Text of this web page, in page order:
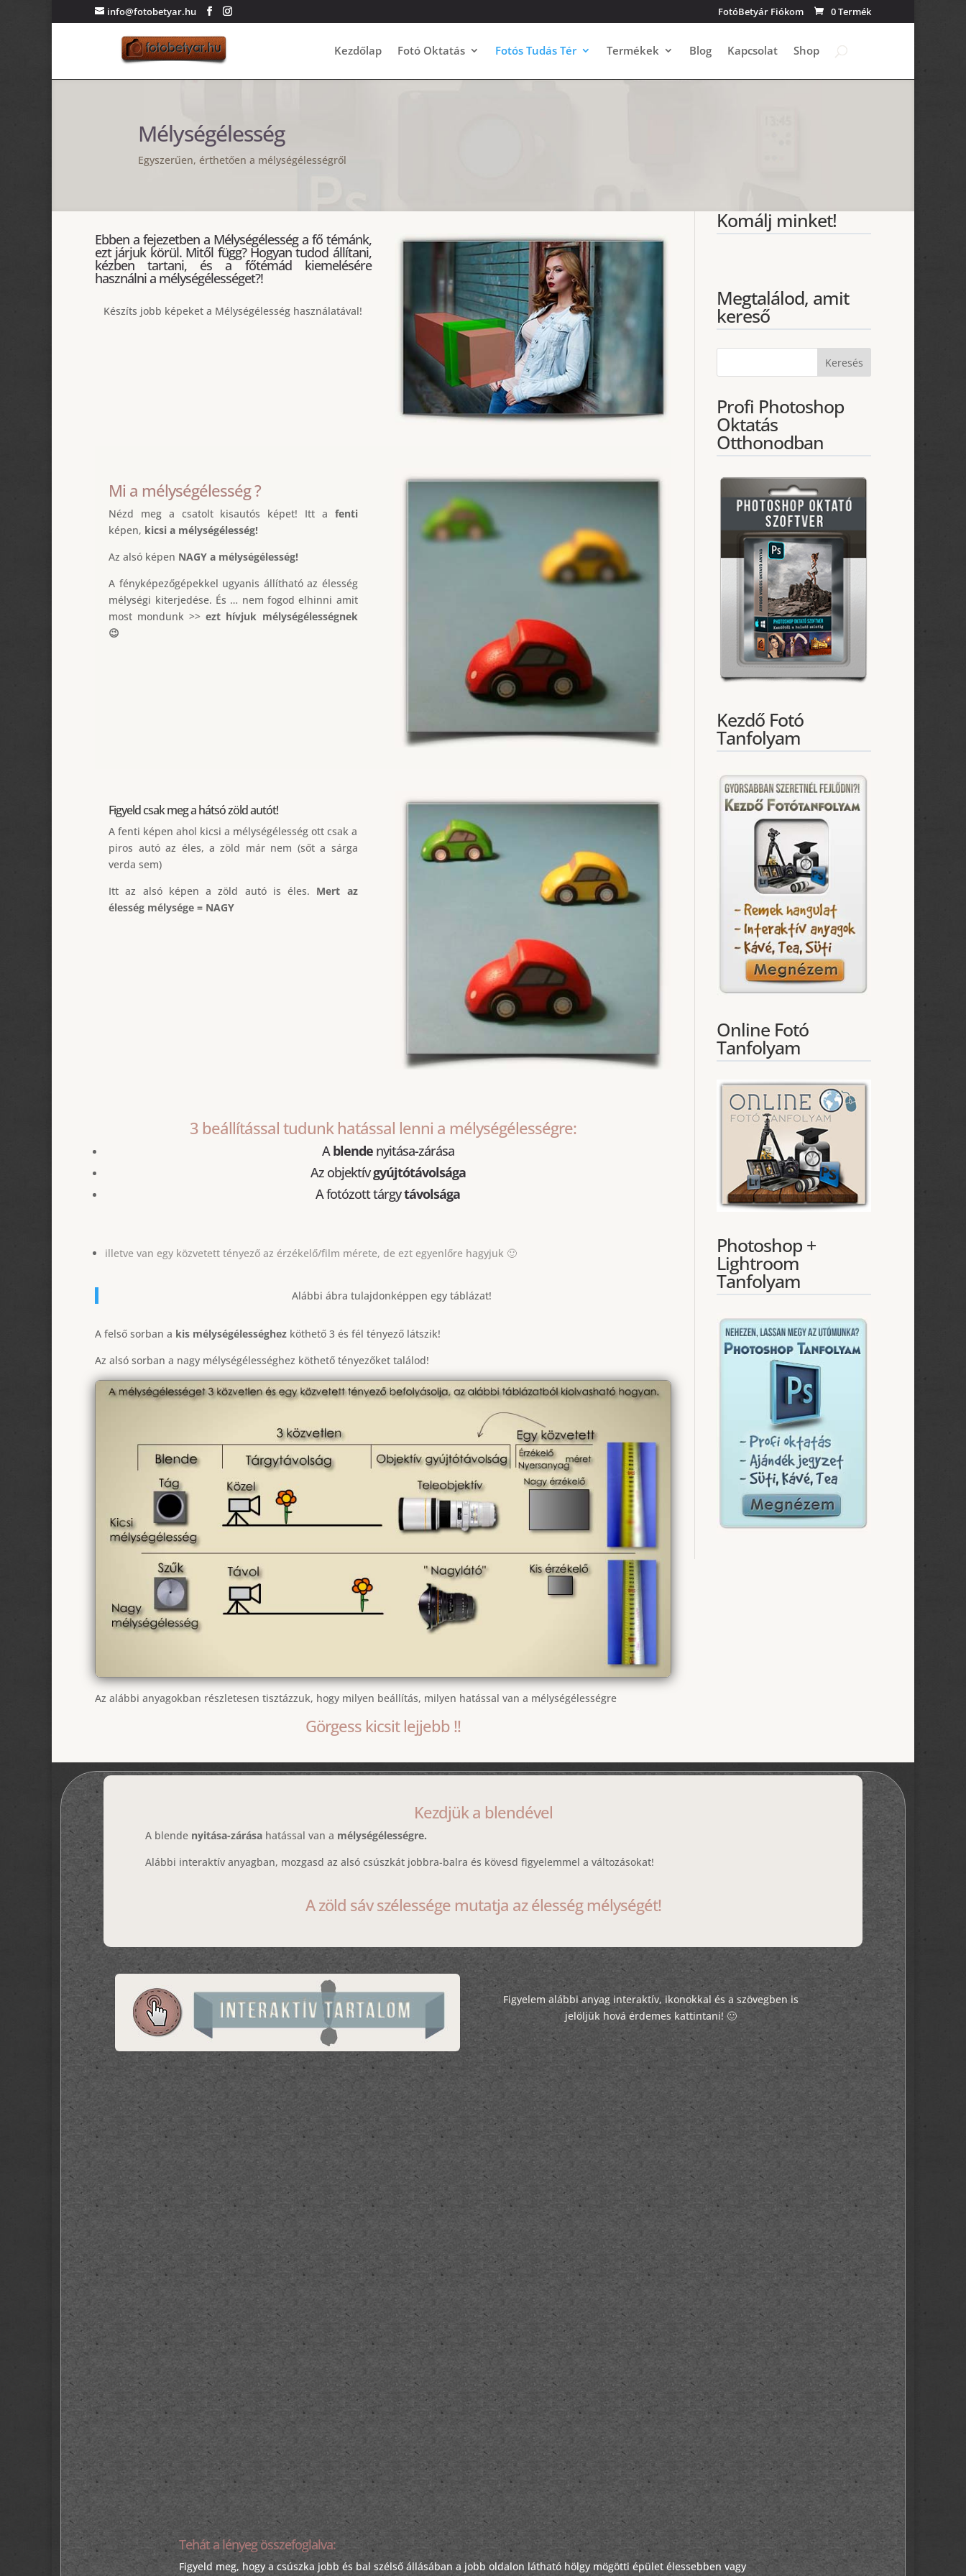
info@fotobetyar.hu FotóBetyár Fiókom 0 Termék
Kezdőlap Fotó Oktatás Fotós Tudás Tér Termékek Blog Kapcsolat Shop
Mélységélesség
Egyszerűen, érthetően a mélységélességről
Ebben a fejezetben a Mélységélesség a fő témánk,
ezt járjuk körül. Mitől függ? Hogyan tudod állítani,
kézben tartani, és a főtémád kiemelésére
használni a mélységélességet?!
Készíts jobb képeket a Mélységélesség használatával!
Mi a mélységélesség ?
Nézd meg a csatolt kisautós képet! Itt a fenti
képen, kicsi a mélységélesség!
Az alsó képen NAGY a mélységélesség!
A fényképezőgépekkel ugyanis állítható az élesség
mélységi kiterjedése. És … nem fogod elhinni amit
most mondunk >>ezt hívjuk mélységélességnek
😉
Figyeld csak meg a hátsó zöld autót!
A fenti képen ahol kicsi a mélységélesség ott csak a
piros autó az éles, a zöld már nem (sőt a sárga
verda sem)
Itt az alsó képen a zöld autó is éles. Mert az
élesség mélysége = NAGY
3 beállítással tudunk hatással lenni a mélységélességre:
Ablendenyitása-zárása
Az objektívgyújtótávolsága
A fotózott tárgytávolsága
illetve van egy közvetett tényező az érzékelő/film mérete, de ezt egyenlőre hagyjuk 🙂
Alábbi ábra tulajdonképpen egy táblázat!
A felső sorban a kis mélységélességhez köthető 3 és fél tényező látszik!
Az alsó sorban a nagy mélységélességhez köthető tényezőket találod!
Az alábbi anyagokban részletesen tisztázzuk, hogy milyen beállítás, milyen hatással van a mélységélességre
Görgess kicsit lejjebb !!
Komálj minket!
Megtalálod, amit
kereső
Profi Photoshop
Oktatás
Otthonodban
Kezdő Fotó
Tanfolyam
Online Fotó
Tanfolyam
Photoshop +
Lightroom
Tanfolyam
Kezdjük a blendével
A blende nyitása-zárása hatással van a mélységélességre.
Alábbi interaktív anyagban, mozgasd az alsó csúszkát jobbra-balra és kövesd figyelemmel a változásokat!
A zöld sáv szélessége mutatja az élesség mélységét!
Figyelem alábbi anyag interaktív, ikonokkal és a szövegben is
jelöljük hová érdemes kattintani! 🙂
Tehát a lényeg összefoglalva:
Figyeld meg, hogy a csúszka jobb és bal szélső állásában a jobb oldalon látható hölgy mögötti épület élessebben vagy